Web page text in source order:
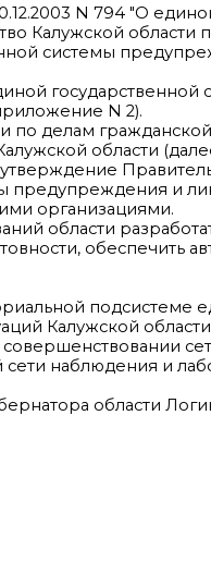
N 794 "О
Калужской области
системы
государственной
N 2).
по делам
области
предупреждения и
организациями.
области
обеспечить
подсистеме
Калужской
совершенствовании
наблюдения и
области